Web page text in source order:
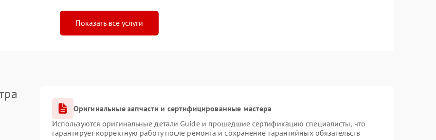
Показать все услуги
Оригинальные запчасти и сертифицированные мастера
Используются оригинальные детали Guide и прошедшие сертификацию специалисты, что
гарантирует корректную работу после ремонта и сохранение гарантийных обязательств